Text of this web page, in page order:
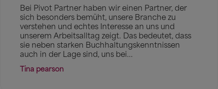
Bei Pivot Partner haben wir einen Partner, der
sich besonders bemüht, unsere Branche zu
verstehen und echtes Interesse an uns und
unserem Arbeitsalltag zeigt. Das bedeutet, dass
sie neben starken Buchhaltungskenntnissen
auch in der Lage sind, uns bei...
Tina pearson